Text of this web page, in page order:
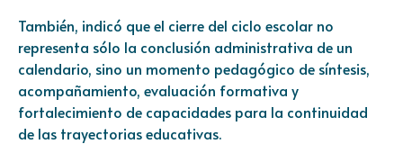
También, indicó que el cierre del ciclo escolar no
representa sólo la conclusión administrativa de un
calendario, sino un momento pedagógico de síntesis,
acompañamiento, evaluación formativa y
fortalecimiento de capacidades para la continuidad
de las trayectorias educativas.